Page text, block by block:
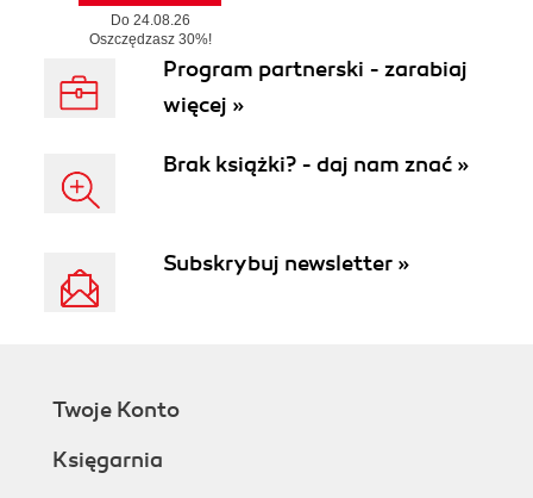
Do 24.08.26
Oszczędzasz 30%!
W realizacji od 25.08.26 r.Program partnerski - zarabiaj
więcej »
Brak książki? - daj nam znać »
Subskrybuj newsletter »
Twoje Konto
Księgarnia